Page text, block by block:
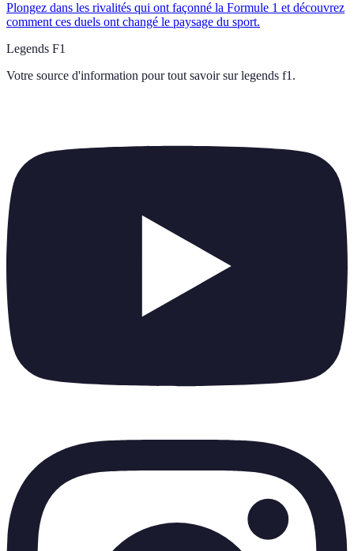
Plongez dans les rivalités qui ont façonné la Formule 1 et découvrez
comment ces duels ont changé le paysage du sport.
Legends F1
Votre source d'information pour tout savoir sur legends f1 .